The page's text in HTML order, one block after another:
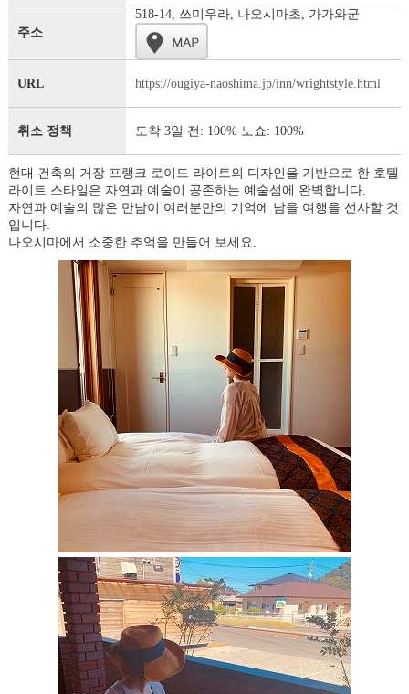
주소
518-14, 쓰미우라, 나오시마초, 가가와군
URL https://ougiya-naoshima.jp/inn/wrightstyle.html
취소 정책 도착 3일 전: 100% 노쇼: 100%
현대 건축의 거장 프랭크 로이드 라이트의 디자인을 기반으로 한 호텔
라이트 스타일은 자연과 예술이 공존하는 예술섬에 완벽합니다.
자연과 예술의 많은 만남이 여러분만의 기억에 남을 여행을 선사할 것
입니다.
나오시마에서 소중한 추억을 만들어 보세요.